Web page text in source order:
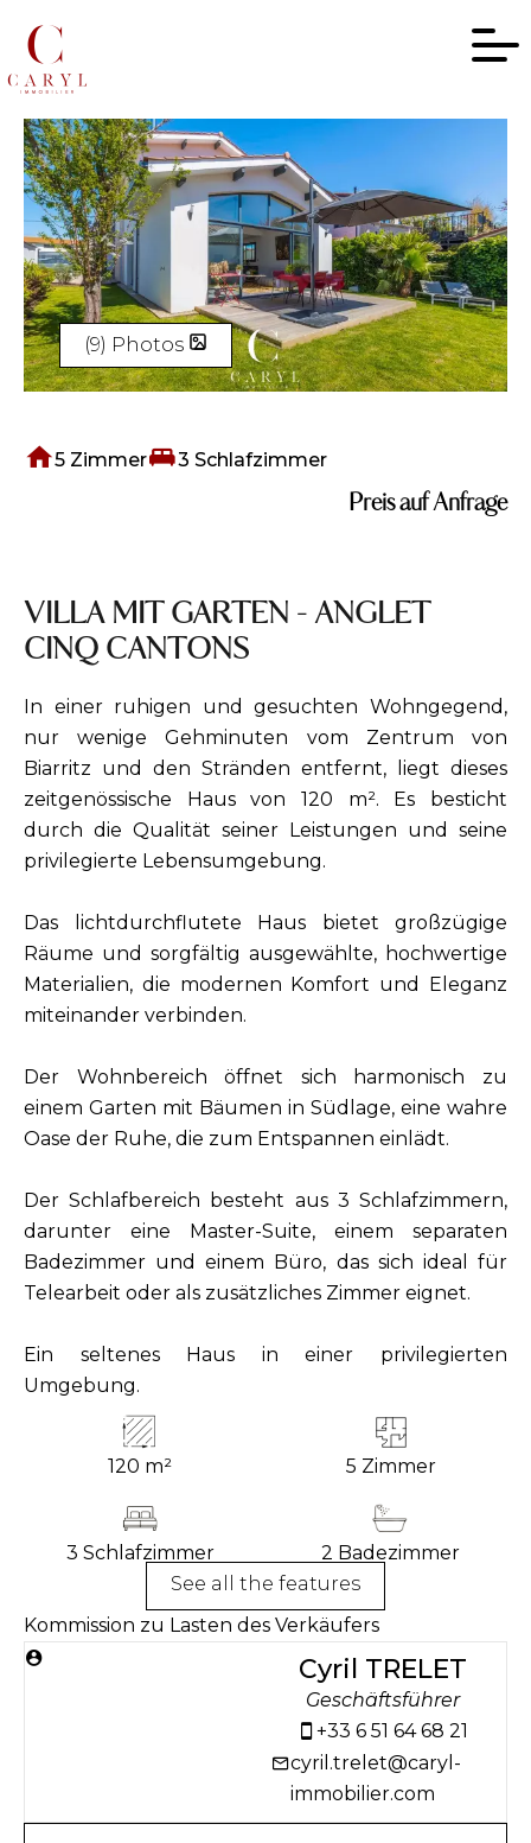
(9) Photos
5 Zimmer 3 Schlafzimmer
VILLA MIT GARTEN - ANGLET
CINQ CANTONS
In einer ruhigen und gesuchten Wohngegend,
nur wenige Gehminuten vom Zentrum von
Biarritz und den Stränden entfernt, liegt dieses
zeitgenössische Haus von 120 m². Es besticht
durch die Qualität seiner Leistungen und seine
privilegierte Lebensumgebung.
Das lichtdurchflutete Haus bietet großzügige
Räume und sorgfältig ausgewählte, hochwertige
Materialien, die modernen Komfort und Eleganz
miteinander verbinden.
Der Wohnbereich öffnet sich harmonisch zu
einem Garten mit Bäumen in Südlage, eine wahre
Oase der Ruhe, die zum Entspannen einlädt.
Der Schlafbereich besteht aus 3 Schlafzimmern,
darunter eine Master-Suite, einem separaten
Badezimmer und einem Büro, das sich ideal für
Telearbeit oder als zusätzliches Zimmer eignet.
Ein seltenes Haus in einer privilegierten
Umgebung.
120 m² 5 Zimmer
3 Schlafzimmer
2 Badezimmer
See all the features
Kommission zu Lasten des Verkäufers
Cyril TRELET
Geschäftsführer
+33 6 51 64 68 21
cyril.trelet@caryl-
immobilier.com
Preis auf Anfrage